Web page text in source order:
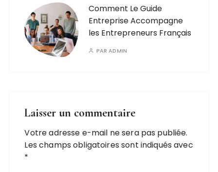
Comment Le Guide
Entreprise Accompagne
les Entrepreneurs Français
PARADMIN
Laisser un commentaire
Votre adresse e-mail ne sera pas publiée.
Les champs obligatoires sont indiqués avec
*
A
l
t